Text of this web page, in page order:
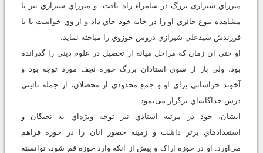
ميرزاي شيرازي بزرگ در سامراء راه يافت و ميرزاي شيرازي نيز با
مشاهده نبوغ حائري او را در خانه خود جاي داد و از وي خواست تا با
فرزندش سيدعلي شيرازي دروس حوزوي را مباحثه نمايد.
او حتي آن زمان که مراحل ميانه از تحصيل در علوم ديني را گذرانده
بود، ولی باز از سوي استادان بزرگ حوزه نجف مورد توجه بود و
آخوند خراساني براي او و جمع محدودي از محصلان، از جمله نائيني
درس جداگانه‌اي برگزار می‌نمود.
ایشان، خود در مرتبه استادي نيز توجه ويژه‌اي به نخبگان و
استعدادهاي برتر داشت و زمينه حضور آنان را در حوزه فراهم
مي‌آورد. او در حوزه اراک و پيش از آنکه وارد حوزه قم شود، توانسته